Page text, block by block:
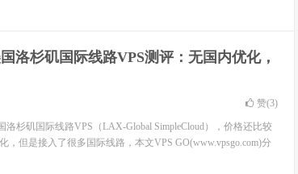
洛杉矶国际线路VPS测评：无国内优化，
赞(3)
洛杉矶国际线路VPS（LAX-Global SimpleCloud），价格还比较
，但是接入了很多国际线路，本文VPS GO(www.vpsgo.com)分